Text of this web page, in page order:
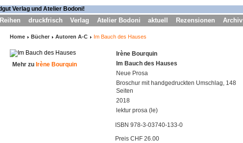
Reihen druckfrisch Verlag Atelier Bodoni aktuell Rezensionen Archiv
Home Bücher Autoren A-C Im Bauch des Hauses
Mehr zu Irène Bourquin
Irène Bourquin
Im Bauch des Hauses
Neue Prosa
Broschur mit handgedruckten Umschlag, 148
Seiten
2018
lektur prosa (le)
ISBN 978-3-03740-133-0
Preis CHF 26.00